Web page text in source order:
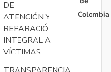
DE
ATENCIÓN Y
REPARACIÓN
INTEGRAL A
VÍCTIMAS
TRANSPARENCIA
Colombia